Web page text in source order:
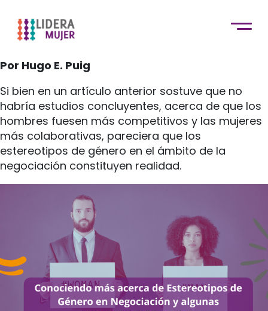
Por Hugo E. Puig
Si bien en un artículo anterior sostuve que no
habría estudios concluyentes, acerca de que los
hombres fuesen más competitivos y las mujeres
más colaborativas, pareciera que los
estereotipos de género en el ámbito de la
negociación constituyen realidad.